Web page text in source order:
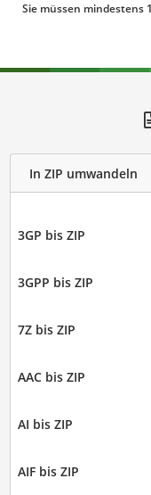
Sie müssen
In ZIP umwandeln
3GP bis ZIP
3GPP bis ZIP
7Z bis ZIP
AAC bis ZIP
AI bis ZIP
AIF bis ZIP